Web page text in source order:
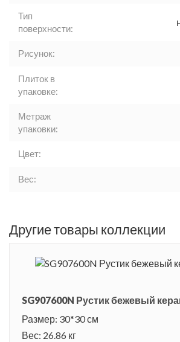
Тип
поверхности:
Рисунок:
Плиток в
упаковке:
Метраж
упаковки:
Цвет:
Вес:
Другие товары коллекции
SG907600N Рустик бежевый
Размер: 30*30 см
Вес: 26.86 кг